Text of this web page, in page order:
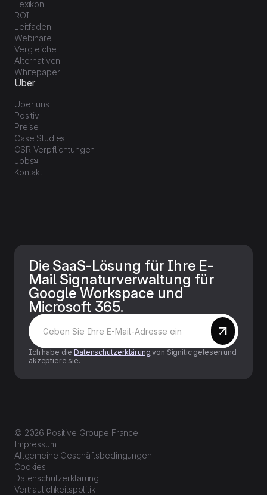
Lexikon
ROI
Leitfaden
Webinare
Vergleiche
Alternativen
Whitepaper
Über
Über uns
Positiv
Preise
Case Studies
CSR-Verpflichtungen
Jobs
Kontakt
Die SaaS-Lösung für Ihre E-
Mail Signaturverwaltung für
Google Workspace und
Microsoft 365.
Ich habe dieDatenschutzerklärung von Signitic gelesen und
akzeptiere sie.
© 2026 Positive Groupe France
Impressum
Allgemeine Geschäftsbedingungen
Cookies
Datenschutzerklärung
Vertraulichkeitspolitik